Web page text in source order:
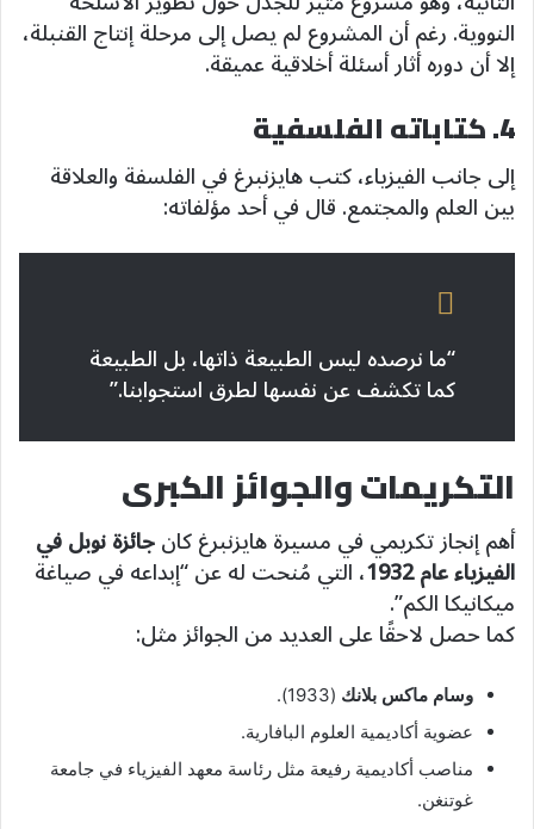
النووية. رغم أن المشروع لم يصل إلى مرحلة إنتاج القنبلة،
إلا أن دوره أثار أسئلة أخلاقية عميقة.
4. كتاباته الفلسفية
إلى جانب الفيزياء، كتب هايزنبرغ في الفلسفة والعلاقة
بين العلم والمجتمع. قال في أحد مؤلفاته:
“ما نرصده ليس الطبيعة ذاتها، بل الطبيعة
كما تكشف عن نفسها لطرق استجوابنا.”
التكريمات والجوائز الكبرى
أهم إنجاز تكريمي في مسيرة هايزنبرغ كانجائزة نوبل في
الفيزياء عام 1932 ، التي مُنحت له عن “إبداعه في صياغة
ميكانيكا الكم”.
كما حصل لاحقًا على العديد من الجوائز مثل:
وسام ماكس بلانك (1933).
عضوية أكاديمية العلوم البافارية.
مناصب أكاديمية رفيعة مثل رئاسة معهد الفيزياء في جامعة
غوتنغن.